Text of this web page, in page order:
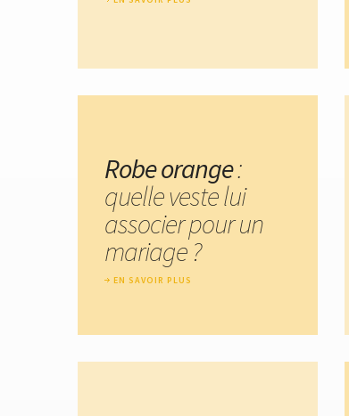
Robe orange:
quelle veste lui
associer pour un
mariage ?
EN SAVOIR PLUS